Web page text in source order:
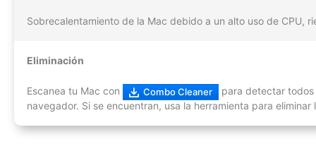
Sobrecalentamiento de la Mac debido a un alto uso de CPU,
Eliminación
Escanea tu Mac con Combo Cleaner
para detectar todos
navegador. Si se encuentran, usa la herramienta para eliminar